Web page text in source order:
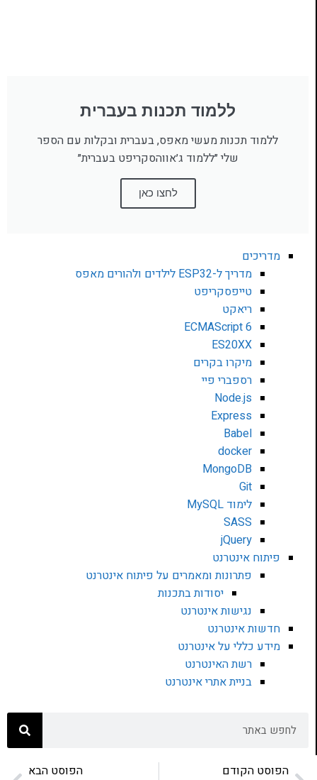
ללמוד תכנות בעברית
ללמוד תכנות מעשי מאפס, בעברית ובקלות עם הספר
שלי ״ללמוד ג׳אווהסקריפט בעברית״
לחצו כאן
מדריכים
מדריך ל-ESP32 לילדים ולהורים מאפס
טייפסקריפט
ריאקט
ECMAScript 6
ES20XX
מיקרו בקרים
רספברי פיי
Node.js
Express
Babel
docker
MongoDB
Git
לימוד MySQL
SASS
jQuery
פיתוח אינטרנט
פתרונות ומאמרים על פיתוח אינטרנט
יסודות בתכנות
נגישות אינטרנט
חדשות אינטרנט
מידע כללי על אינטרנט
רשת האינטרנט
בניית אתרי אינטרנט
הפוסט הקודם הפוסט הבא